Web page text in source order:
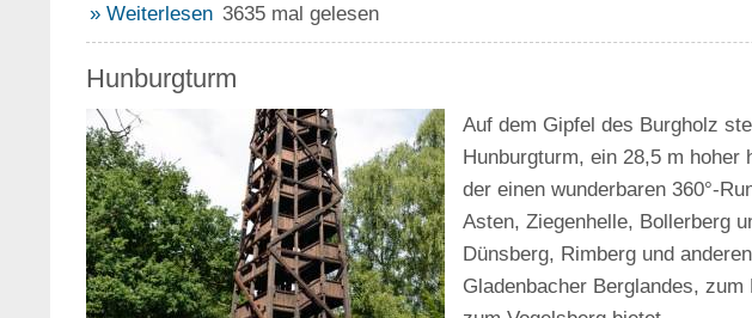
» Weiterlesen 3635 mal gelesen
Hunburgturm
Auf dem Gipfel des Burgholz
Hunburgturm, ein 28,5 m hoher
der einen wunderbaren 360°-
Asten, Ziegenhelle, Bollerberg
Dünsberg, Rimberg und
Gladenbacher Berglandes,